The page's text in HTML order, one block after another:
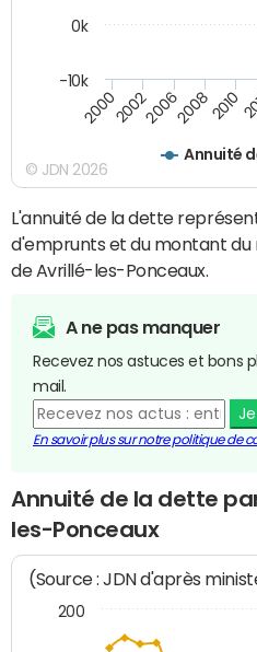
Annuité
20002002200620082010
-10k
0k
© JDN 2026
L'annuité de la dette
d'emprunts et du montant
de Avrillé-les-Ponceaux.
A ne pas manquer
Recevez nos astuces et bons
mail.
En savoir plus sur notre politique de
Annuité de la dette
les-Ponceaux
(Source : JDN d'après
200